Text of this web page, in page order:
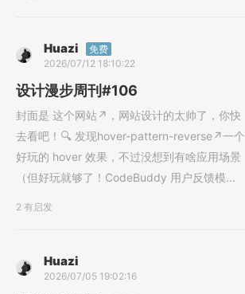
Huazi
免费
2026/07/12 18:10:22
设计漫步周刊#106
封面是 这个网站↗︎，网站设计的太帅了，你快
去看吧！🔍 发现hover-pattern-reverse↗︎一个
好玩的 hover 效果，不过没想到有啥应用场景
（但好玩就够了！CodeBuddy 用户反馈模块
候，发现线上已经优化了，快去原链接看看他
们优化的咋样。Linea
2 有启发
Huazi
2026/07/05 19:02:16